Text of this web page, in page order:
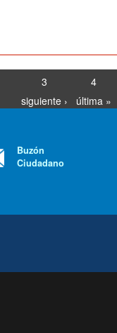
3
4
siguiente › última »
Buzón
Ciudadano